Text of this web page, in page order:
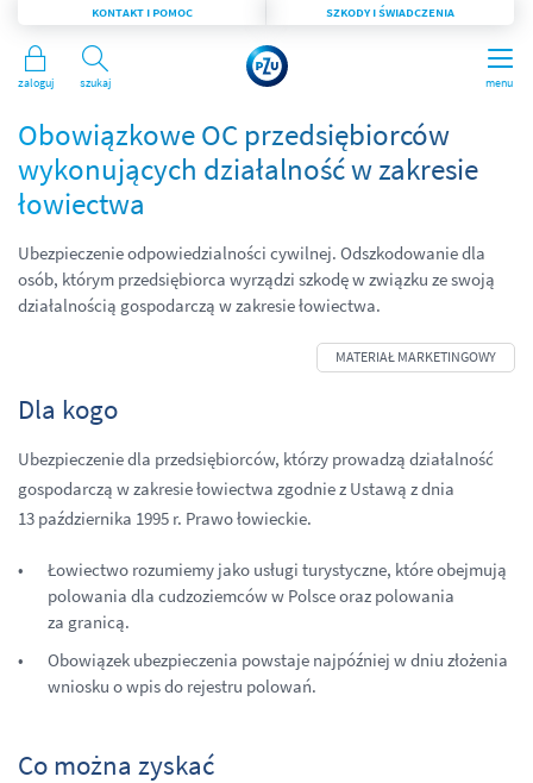
menu
Szukaj
KONTAKT I POMOC SZKODY I ŚWIADCZENIA
Zaloguj
Obowiązkowe OC przedsiębiorców
wykonujących działalność w zakresie
łowiectwa
Ubezpieczenie odpowiedzialności cywilnej. Odszkodowanie dla
osób, którym przedsiębiorca wyrządzi szkodę w związku ze swoją
działalnością gospodarczą w zakresie łowiectwa.
Dla kogo
Ubezpieczenie dla przedsiębiorców, którzy prowadzą działalność
gospodarczą w zakresie łowiectwa zgodnie z Ustawą z dnia
13 października 1995 r. Prawo łowieckie.
Łowiectwo rozumiemy jako usługi turystyczne, które obejmują
polowania dla cudzoziemców w Polsce oraz polowania
za granicą.
Obowiązek ubezpieczenia powstaje najpóźniej w dniu złożenia
wniosku o wpis do rejestru polowań.
Co można zyskać